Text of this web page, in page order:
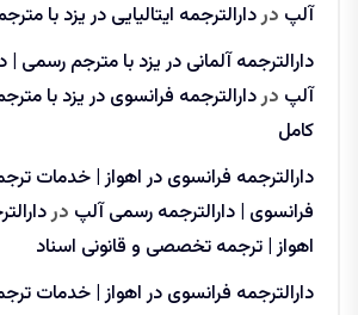
آلپ دردارالترجمه ایتالیایی در یزد با
دارالترجمه آلمانی در یزد با مترجم رسمی |
آلپ دردارالترجمه فرانسوی در یزد با
کامل
دارالترجمه فرانسوی در اهواز | خدمات
فرانسوی | دارالترجمه رسمی آلپ در
اهواز | ترجمه تخصصی و قانونی اسناد
دارالترجمه فرانسوی در اهواز | خدمات